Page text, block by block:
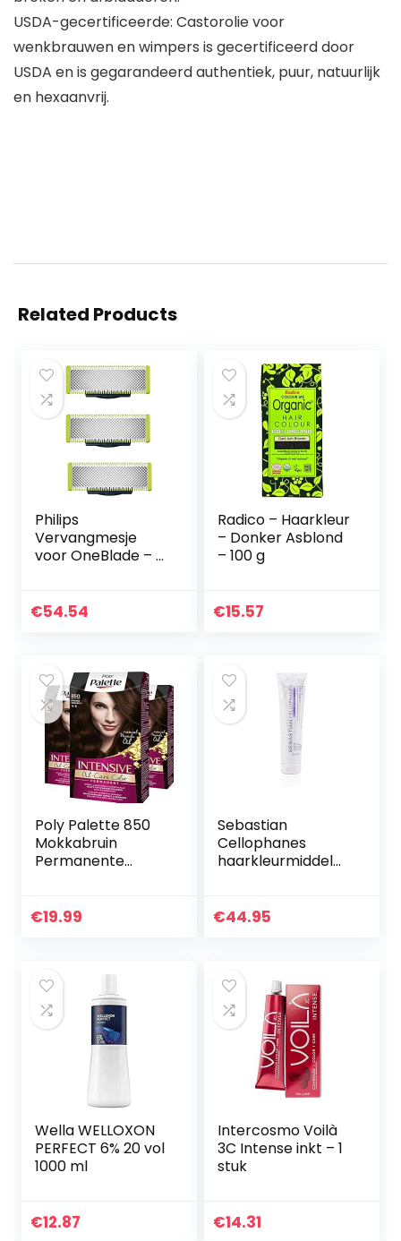
USDA-gecertificeerde: Castorolie voor
wenkbrauwen en wimpers is gecertificeerd door
USDA en is gegarandeerd authentiek, puur, natuurlijk
en hexaanvrij.
Related Products
Philips
Vervangmesje
voor OneBlade – 3
handles – 200
€54.54
Radico – Haarkleur
– Donker Asblond
– 100 g
€15.57
Poly Palette 850
Mokkabruin
Permanente
€19.99
Sebastian
Cellophanes
haarkleurmiddel
€44.95
Wella WELLOXON
PERFECT 6% 20 vol
1000 ml
€12.87
Intercosmo Voilà
3C Intense inkt – 1
stuk
€14.31